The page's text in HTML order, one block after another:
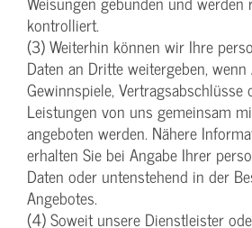
kontrolliert.
(3) Weiterhin können wir Ihre
Daten an Dritte weitergeben,
Gewinnspiele, Vertragsabschlüsse
Leistungen von uns gemeinsam
angeboten werden. Nähere
erhalten Sie bei Angabe Ihrer
Daten oder untenstehend in der
Angebotes.
(4) Soweit unsere Dienstleister